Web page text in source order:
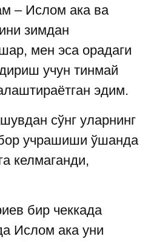
– Ислом ака ва
зимдан
мен эса орадаги
учун тинмай
эдим.
сўнг уларнинг
учрашиши ўшанда
келмаганди,
бир чеккада
Ислом ака уни